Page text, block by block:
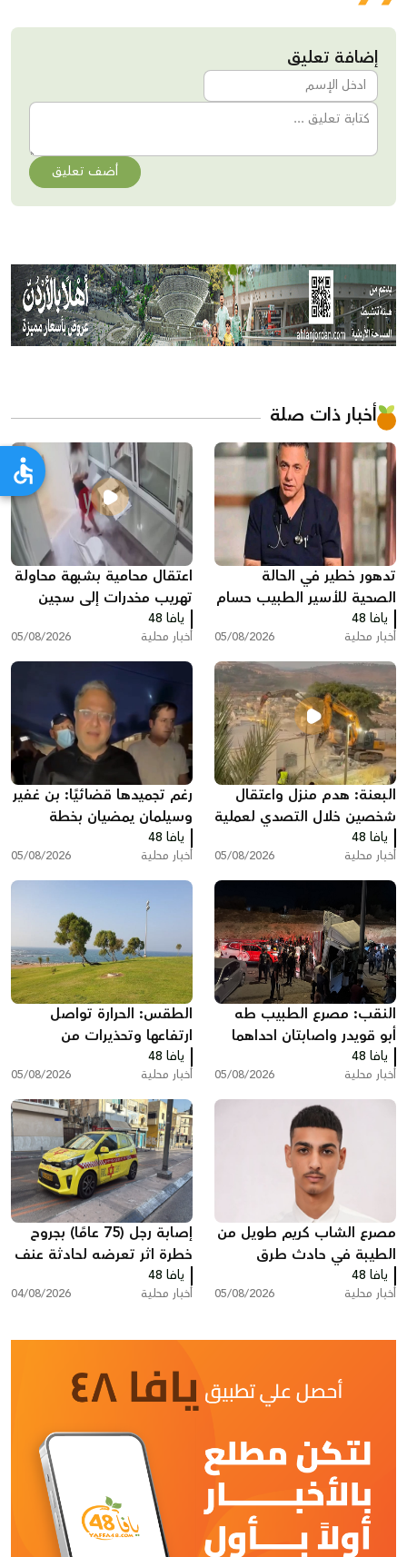
إضافة تعليق
أضف تعليق
أخبار ذات صلة
تدهور خطير في الحالة
الصحية للأسير الطبيب حسام
أبو صفية
يافا 48
أخبار محلية 05/08/2026
اعتقال محامية بشبهة محاولة
تهريب مخدرات إلى سجين
داخل السجن
يافا 48
أخبار محلية 05/08/2026
البعنة: هدم منزل واعتقال
شخصين خلال التصدي لعملية
الهدم
يافا 48
أخبار محلية 05/08/2026
رغم تجميدها قضائيًا: بن غفير
وسيلمان يمضيان بخطة
إحاطة الأسرى بالتماسيح
يافا 48
أخبار محلية 05/08/2026
النقب: مصرع الطبيب طه
أبو قويدر واصابتان احداهما
خطرة بحادث طرق
يافا 48
أخبار محلية 05/08/2026
الطقس: الحرارة تواصل
ارتفاعها وتحذيرات من
التعرض للشمس
يافا 48
أخبار محلية 05/08/2026
مصرع الشاب كريم طويل من
الطيبة في حادث طرق
يافا 48
أخبار محلية 05/08/2026
إصابة رجل (75 عامًا) بجروح
خطرة اثر تعرضه لحادثة عنف
بتل ابيب
يافا 48
أخبار محلية 04/08/2026